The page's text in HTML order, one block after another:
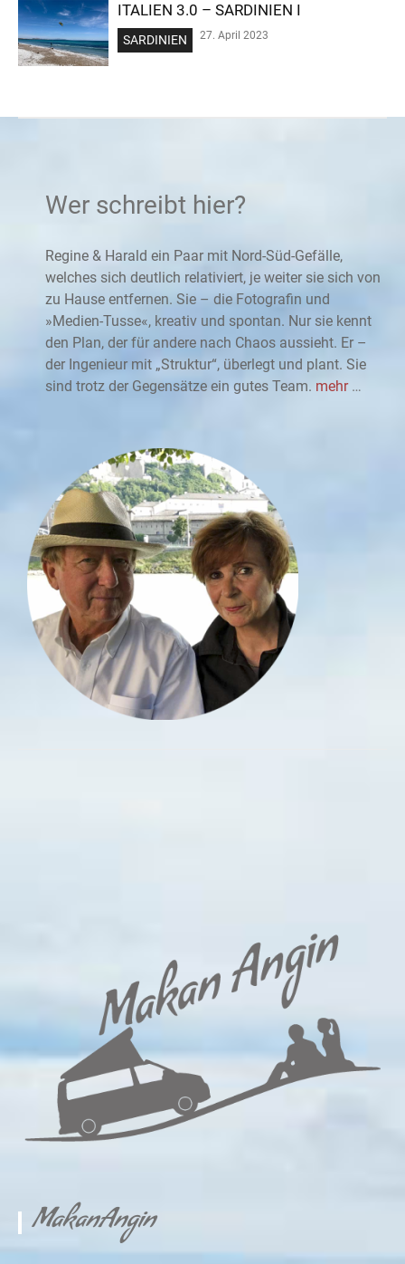
ITALIEN 3.0 – SARDINIEN I
SARDINIEN 27. April 2023
Wer schreibt hier?
Regine & Harald ein Paar mit Nord-Süd-Gefälle,
welches sich deutlich relativiert, je weiter sie sich von
zu Hause entfernen. Sie – die Fotografin und
»Medien-Tusse«, kreativ und spontan. Nur sie kennt
den Plan, der für andere nach Chaos aussieht. Er –
der Ingenieur mit „Struktur“, überlegt und plant. Sie
sind trotz der Gegensätze ein gutes Team. mehr …
MakanAngin